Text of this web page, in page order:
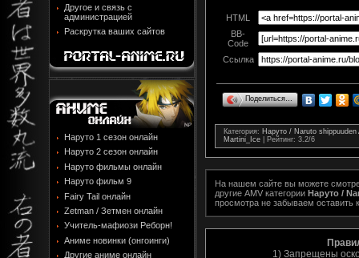
Другое и связь с
администрацией
Раскрутка ваших сайтов
Наруто 1 сезон онлайн
Наруто 2 сезон онлайн
Наруто фильмы онлайн
Наруто фильм 9
Fairy Tail онлайн
Zetman / Зетмен онлайн
Учитель-мафиози Реборн!
Аниме новинки (онгоинги)
Другие аниме онлайн
HTML
BB-
Code
Ссылка
Поделиться…
Категория: Наруто / Naruto shippuuden
Martini_Ice
Рейтинг: 3.2/6
На нашем сайте вы можете
другие AMV категории Наруто /
просмотра не забываем оставить
1) Запрещены